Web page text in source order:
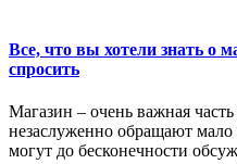
Все, что вы хотели знать о
спросить
Магазин – очень важная
незаслуженно обращают
могут до бесконечности